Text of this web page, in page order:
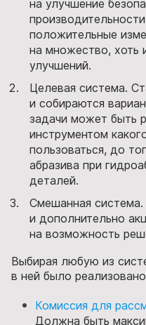
на улучшение
положительные
на множество, хоть
улучшений.
Целевая система.
и собираются
задачи может быть
инструментом
пользоваться, до
абразива при
деталей.
Смешанная
и дополнительно
на возможность
Выбирая любую из
в ней было
Комиссия для
Должна быть